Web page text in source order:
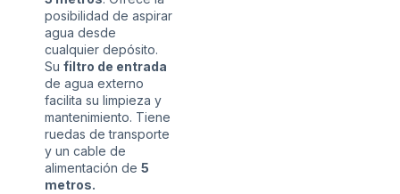
posibilidad de aspirar
agua desde
cualquier depósito.
Su filtro de entrada
de agua externo
facilita su limpieza y
mantenimiento. Tiene
ruedas de transporte
y un cable de
alimentación de 5
metros.